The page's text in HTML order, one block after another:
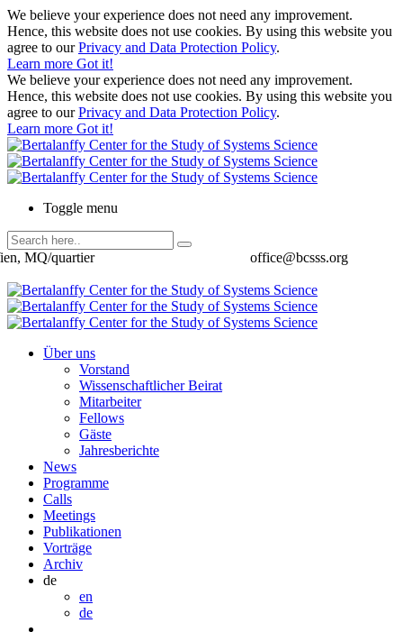
We believe your experience does not need any improvement.
Hence, this website does not use cookies. By using this website you
agree to ourPrivacy and Data Protection Policy.
Learn more Got it!
We believe your experience does not need any improvement.
Hence, this website does not use cookies. By using this website you
agree to ourPrivacy and Data Protection Policy.
Learn more Got it!
Toggle menu
office@bcsss.org
MQ/quartier
Über uns
Vorstand
Wissenschaftlicher Beirat
Mitarbeiter
Fellows
Gäste
Jahresberichte
News
Programme
Calls
Meetings
Publikationen
Vorträge
Archiv
de
en
de